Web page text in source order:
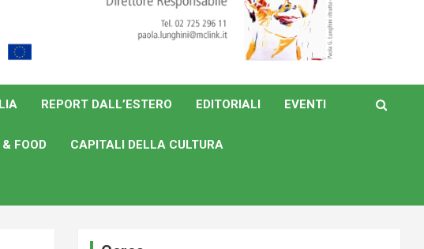
REPORT DALL’ESTERO EDITORIALI EVENTI
& FOOD CAPITALI DELLA CULTURA